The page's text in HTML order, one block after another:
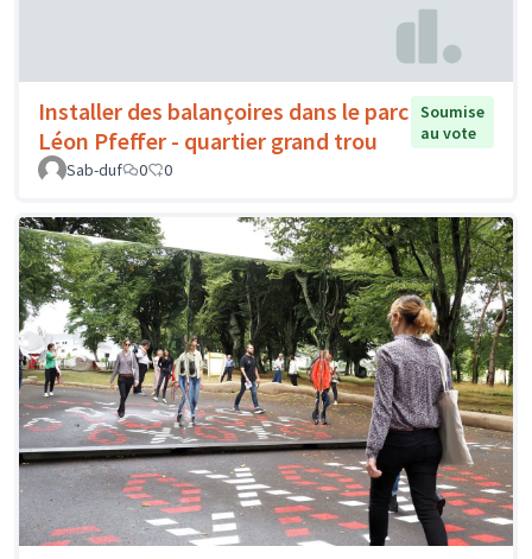
Installer des balançoires dans le parc
Léon Pfeffer - quartier grand trou
Soumise
au vote
Sab-duf
0 0